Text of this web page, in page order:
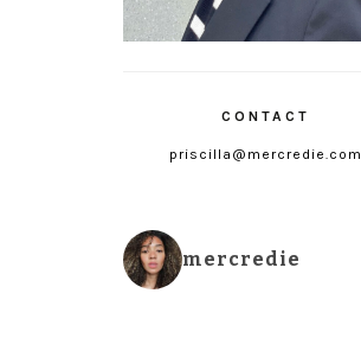
CONTACT
priscilla@mercredie.com
mercredie